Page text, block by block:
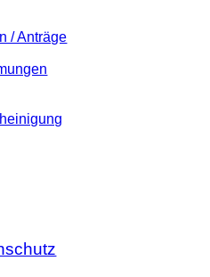
/ Anträge